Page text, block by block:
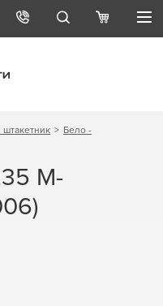
Бело -
М-